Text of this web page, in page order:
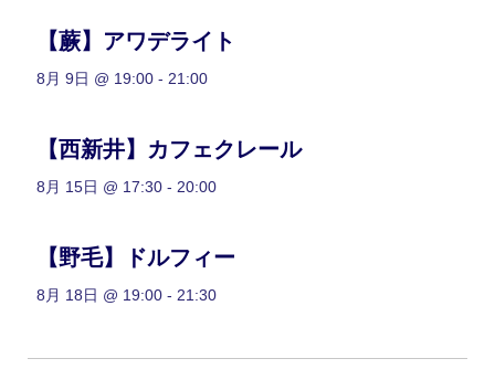
【蕨】アワデライト
8月 9日 @ 19:00 - 21:00
【西新井】カフェクレール
8月 15日 @ 17:30 - 20:00
【野毛】ドルフィー
8月 18日 @ 19:00 - 21:30